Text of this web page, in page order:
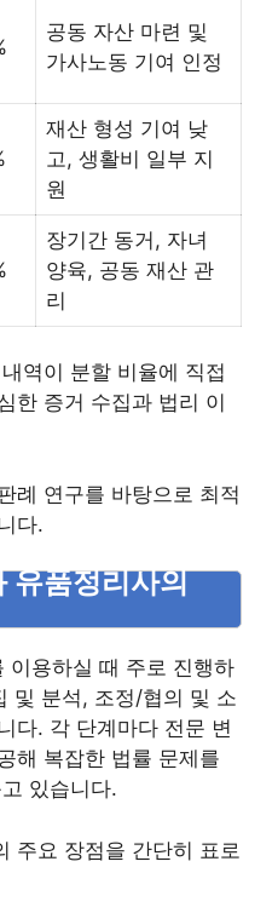
공동 자산 마련 및
가사노동 기여 인정
재산 형성 기여 낮
고, 생활비 일부 지
원
장기간 동거, 자녀
양육, 공동 재산 관
리
역이 분할 비율에 직접
한 증거 수집과 법리 이
례 연구를 바탕으로 최적
다.
유품정리사의
이용하실 때 주로 진행하
및 분석, 조정/협의 및 소
다. 각 단계마다 전문 변
해 복잡한 법률 문제를
있습니다.
주요 장점을 간단히 표로